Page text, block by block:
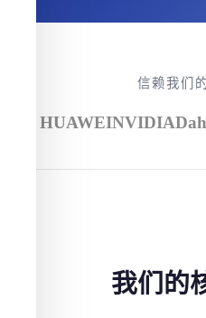
信赖我们
HUAWEINVIDIA
我们的